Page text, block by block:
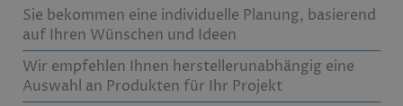
Sie bekommen eine individuelle Planung, basierend
auf Ihren Wünschen und Ideen
Wir empfehlen Ihnen herstellerunabhängig eine
Auswahl an Produkten für Ihr Projekt